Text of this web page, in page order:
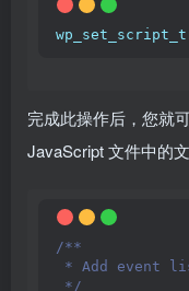
完成此操作后，您就
JavaScript 文件中的文
/**
* Add event
*/